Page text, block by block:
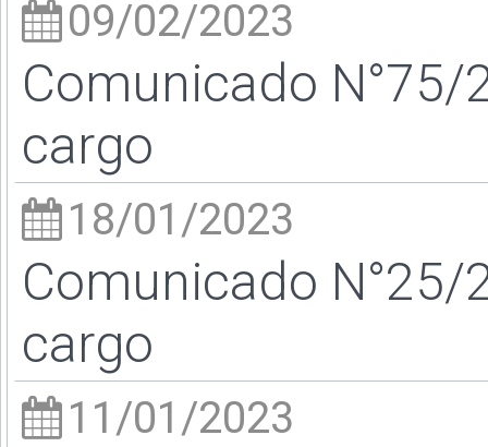
09/02/2023
Comunicado N°75/
cargo
18/01/2023
Comunicado N°25/
cargo
11/01/2023